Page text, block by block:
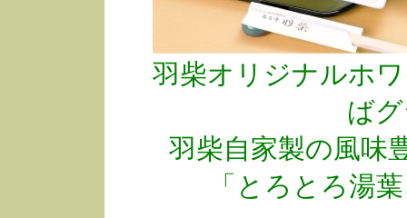
羽柴オリジナルホ
ば
羽柴自家製の風味
「とろとろ湯